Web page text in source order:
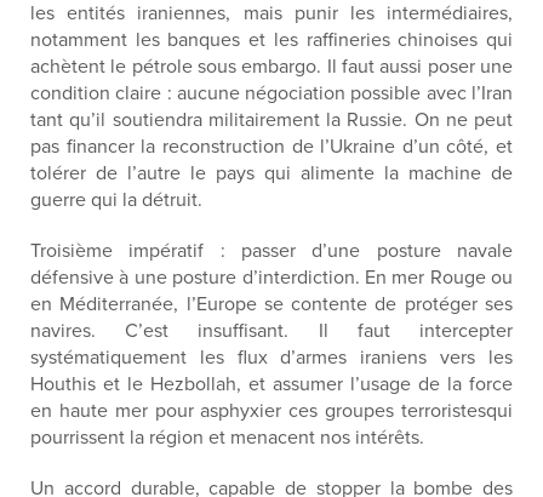
les entités iraniennes, mais punir les intermédiaires,
notamment les banques et les raffineries chinoises qui
achètent le pétrole sous embargo. Il faut aussi poser une
condition claire : aucune négociation possible avec l’Iran
tant qu’il soutiendra militairement la Russie. On ne peut
pas financer la reconstruction de l’Ukraine d’un côté, et
tolérer de l’autre le pays qui alimente la machine de
guerre qui la détruit.
Troisième impératif : passer d’une posture navale
défensive à une posture d’interdiction. En mer Rouge ou
en Méditerranée, l’Europe se contente de protéger ses
navires. C’est insuffisant. Il faut intercepter
systématiquement les flux d’armes iraniens vers les
Houthis et le Hezbollah, et assumer l’usage de la force
en haute mer pour asphyxier ces groupes terroristesqui
pourrissent la région et menacent nos intérêts.
Un accord durable, capable de stopper la bombe des